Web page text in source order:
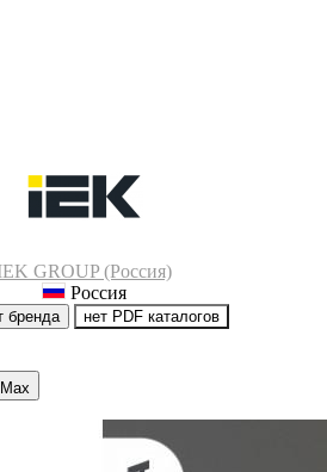
GROUP (Россия)
Россия
бренда нет PDF каталогов